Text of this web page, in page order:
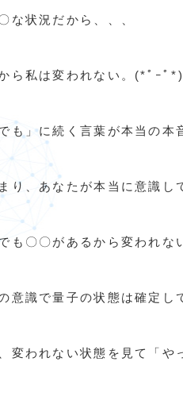
な状況だから、、、
ら私は変われない。(*ﾟｰﾟ*)
でも」に続く言葉が本当の本
り、あなたが本当に意識
でも〇〇があるから変われな
意識で量子の状態は確定し
変われない状態を見て「や